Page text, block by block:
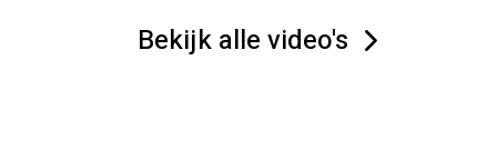
Bekijk alle video's